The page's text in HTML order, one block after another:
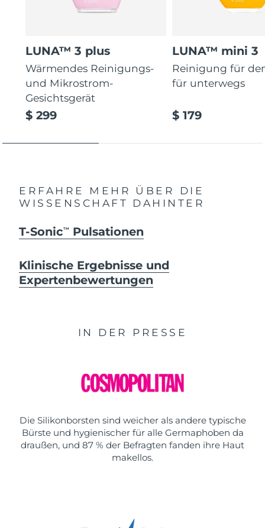
LUNA™ 3 plus
Wärmendes Reinigungs-
und Mikrostrom-
Gesichtsgerät
$ 299
LUNA™ mini 3
Reinigung für
für unterwegs
$ 179
ERFAHRE MEHR ÜBER DIE
WISSENSCHAFT DAHINTER
T-SonicTM Pulsationen
Klinische Ergebnisse und
Expertenbewertungen
IN DER PRESSE
Die Silikonborsten sind weicher als andere typische
Bürste und hygienischer für alle Germaphoben da
draußen, und 87 % der Befragten fanden ihre Haut
makellos.